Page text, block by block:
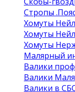
Стропы
Хомуты
Хомуты
Хомуты
Малярный
Валики
Валики
Валики в